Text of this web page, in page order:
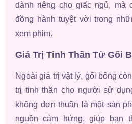
dành riêng cho giấc ngủ, mà
đồng hành tuyệt vời trong
xem phim.
Giá Trị Tinh Thần Từ Gối
Ngoài giá trị vật lý, gối bông
trị tinh thần cho người sử
không đơn thuần là một sản
nguồn cảm hứng, giúp bạn